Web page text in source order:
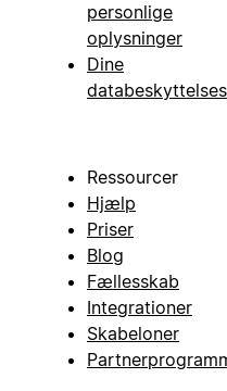
personlige
oplysninger
Dine
Ressourcer
Hjælp
Priser
Blog
Fællesskab
Integrationer
Skabeloner